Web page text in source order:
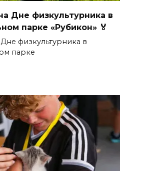
Дне физкультурника в
парке «Рубикон» 🏅
физкультурника в
парке